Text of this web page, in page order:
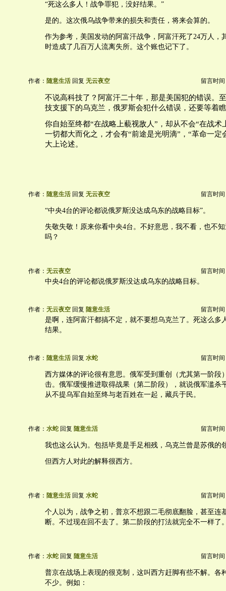
“死这么多人！战争罪犯，没好结果。”
是的。这次俄乌战争带来的损失和责任，将来会算的。
作为参考，美国发动的阿富汗战争，阿富汗死了24万人，
时造成了几百万人流离失所。这个账也记下了。
作者： 随意生活 回复 无云夜空 留言时间
不说高科技了？阿富汗二十年，那是美国犯的错误。
技支援下的乌克兰，俄罗斯会犯什么错误，还要等着
你自始至终都“在战略上藐视敌人”，却从不会“在战术
一切都大而化之，才会有“前途是光明滴”，“革命一定
大上论述。
作者： 随意生活 回复 无云夜空 留言时间
“中央4台的评论都说俄罗斯没达成乌东的战略目标”。
失敬失敬！原来你看中央4台。不好意思，我不看，也不
吗？
作者： 无云夜空 留言时间
中央4台的评论都说俄罗斯没达成乌东的战略目标。
作者： 无云夜空 回复 随意生活 留言时间
是啊，连阿富汗都搞不定，就不要想乌克兰了。死这么多
结果。
作者： 随意生活 回复 水蛇 留言时间
西方媒体的评论很有意思。俄军受到重创（尤其第一阶段
击。俄军缓慢推进取得战果（第二阶段），就说俄军滥杀
从不提乌军自始至终与老百姓在一起，藏兵于民。
作者： 水蛇 回复 随意生活 留言时间
我也这么认为。包括毕竟是手足相残，乌克兰曾是苏俄的
但西方人对此的解释很西方。
作者： 随意生活 回复 水蛇 留言时间
个人以为，战争之初，普京不想跟二毛彻底翻脸，甚至连
断。不过现在回不去了。第二阶段的打法就完全不一样了
作者： 水蛇 回复 随意生活 留言时间
普京在战场上表现的很克制，这叫西方赶脚有些不解。各
不少。例如：